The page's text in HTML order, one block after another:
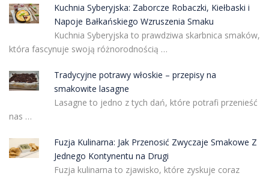
Kuchnia Syberyjska: Zaborcze Robaczki, Kiełbaski i
Napoje Bałkańskiego Wzruszenia Smaku
Kuchnia Syberyjska to prawdziwa skarbnica smaków,
która fascynuje swoją różnorodnością …
Tradycyjne potrawy włoskie – przepisy na
smakowite lasagne
Lasagne to jedno z tych dań, które potrafi przenieść
nas …
Fuzja Kulinarna: Jak Przenosić Zwyczaje Smakowe Z
Jednego Kontynentu na Drugi
Fuzja kulinarna to zjawisko, które zyskuje coraz